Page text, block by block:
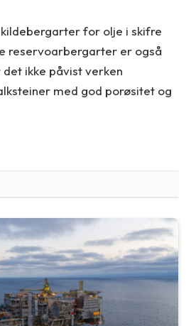
for olje i skifre
reservoarbergarter er også
ikke påvist verken
med god porøsitet og